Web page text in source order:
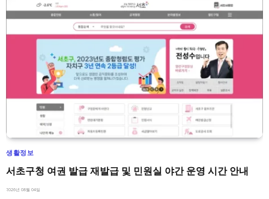
생활정보
서초구청 여권 발급 재발급 및 민원실 야간 운영 시간 안내
2026년 08월 04일